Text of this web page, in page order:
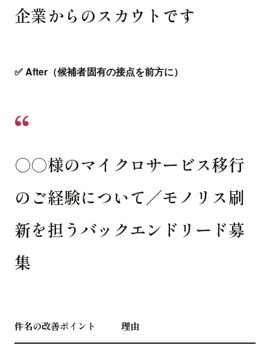
企業からのスカウトです
✅ After（候補者固有の接点を前方に）
○○様のマイクロサービス移行
のご経験について／モノリス刷
新を担うバックエンドリード募
集
件名の改善ポイント 理由